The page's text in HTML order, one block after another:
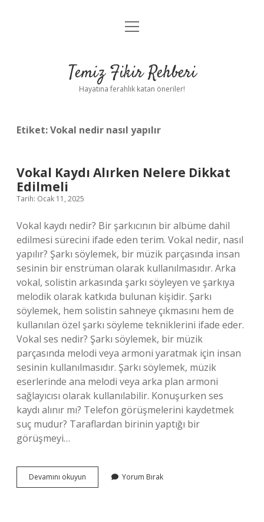
Anasayfa
Yasal Uyarı
menüyü
Temiz Fikir Rehberi
Hayatına ferahlık katan öneriler!
Etiket:Vokal nedir nasıl yapılır
Vokal Kaydı Alırken Nelere Dikkat
Edilmeli
Tarih: Ocak 11, 2025
Vokal kaydı nedir? Bir şarkıcının bir albüme dahil
edilmesi sürecini ifade eden terim. Vokal nedir, nasıl
yapılır? Şarkı söylemek, bir müzik parçasında insan
sesinin bir enstrüman olarak kullanılmasıdır. Arka
vokal, solistin arkasında şarkı söyleyen ve şarkıya
melodik olarak katkıda bulunan kişidir. Şarkı
söylemek, hem solistin sahneye çıkmasını hem de
kullanılan özel şarkı söyleme tekniklerini ifade eder.
Vokal ses nedir? Şarkı söylemek, bir müzik
parçasında melodi veya armoni yaratmak için insan
sesinin kullanılmasıdır. Şarkı söylemek, müzik
eserlerinde ana melodi veya arka plan armoni
sağlayıcısı olarak kullanılabilir. Konuşurken ses
kaydı alınır mı? Telefon görüşmelerini kaydetmek
suç mudur? Taraflardan birinin yaptığı bir
görüşmeyi…
Devamını okuyun
Kaydı
Yorum Bırak